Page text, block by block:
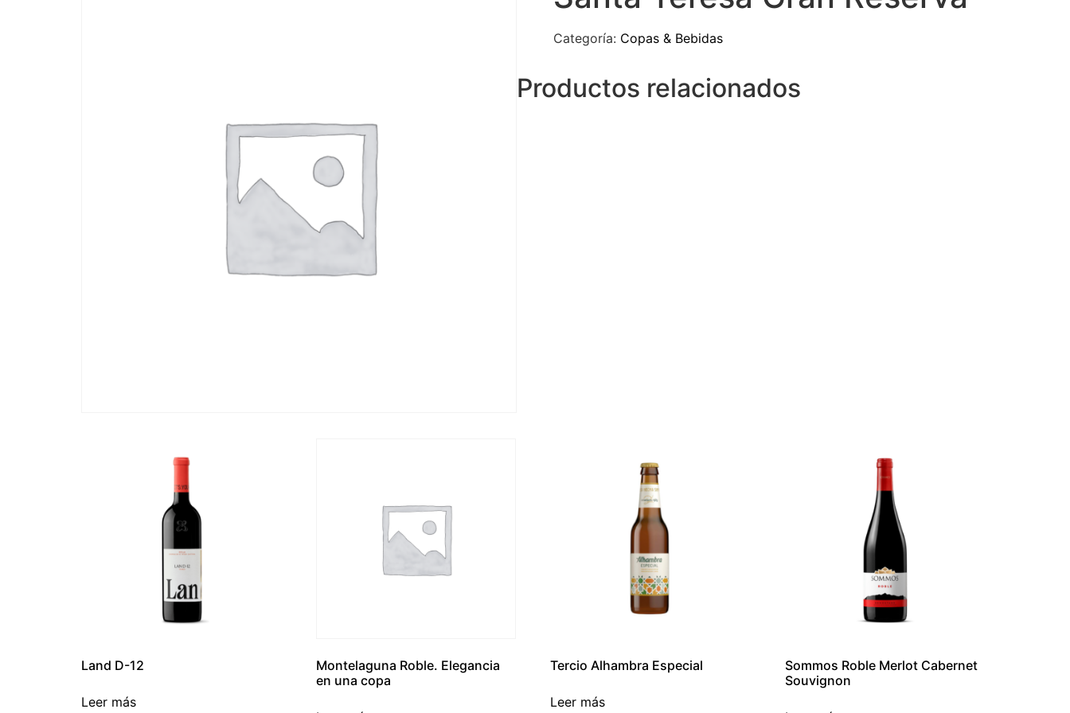
Categoría: Copas & Bebidas
Productos relacionados
Land D-12
Leer más
Montelaguna Roble. Elegancia
en una copa
Tercio Alhambra Especial
Leer más
Sommos Roble Merlot Cabernet
Souvignon